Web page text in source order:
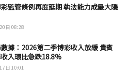
監管條例再度延期 執法能力成最大隱
日 08:28
據：2026第二季博彩收入放緩 貴賓
入環比急跌18.8%
日 10:01